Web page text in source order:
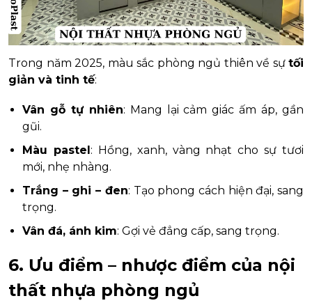
Trong năm 2025, màu sắc phòng ngủ thiên về sự tối
giản và tinh tế:
Vân gỗ tự nhiên: Mang lại cảm giác ấm áp, gần
gũi.
Màu pastel: Hồng, xanh, vàng nhạt cho sự tươi
mới, nhẹ nhàng.
Trắng – ghi – đen: Tạo phong cách hiện đại, sang
trọng.
Vân đá, ánh kim: Gợi vẻ đẳng cấp, sang trọng.
6. Ưu điểm – nhược điểm của nội
thất nhựa phòng ngủ